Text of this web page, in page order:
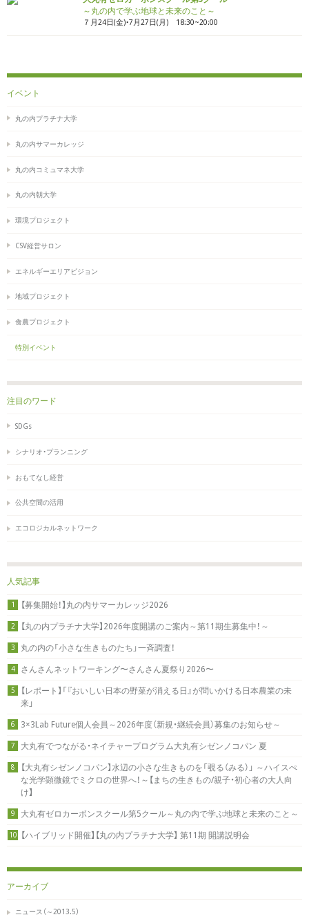
～丸の内で学ぶ地球と未来のこと～
７月24日(金)・7月27日(月) 18:30~20:00
イベント
丸の内プラチナ大学
丸の内サマーカレッジ
丸の内コミュマネ大学
丸の内朝大学
環境プロジェクト
CSV経営サロン
エネルギーエリアビジョン
地域プロジェクト
食農プロジェクト
特別イベント
注目のワード
SDGs
シナリオ・プランニング
おもてなし経営
公共空間の活用
エコロジカルネットワーク
人気記事
1 【募集開始！】丸の内サマーカレッジ2026
2 【丸の内プラチナ大学】2026年度開講のご案内～第11期生募集中！～
3 丸の内の「小さな生きものたち」一斉調査！
4 さんさんネットワーキング〜さんさん夏祭り2026〜
5
【レポート】「『おいしい日本の野菜が消える日』が問いかける日本農業の未
来」
6 3×3Lab Future個人会員～2026年度（新規・継続会員）募集のお知らせ～
7 大丸有でつながる・ネイチャープログラム大丸有シゼンノコパン 夏
8
【大丸有シゼンノコパン】水辺の小さな生きものを「覗る（みる）」 ～ハイスぺ
な光学顕微鏡でミクロの世界へ！～【まちの生きもの/親子・初心者の大人向
け】
9 大丸有ゼロカーボンスクール第5クール～丸の内で学ぶ地球と未来のこと～
10 【ハイブリッド開催】【丸の内プラチナ大学】 第11期 開講説明会
アーカイブ
ニュース（～2013.5）